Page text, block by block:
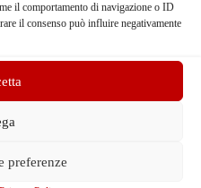
il comportamento di navigazione o ID
il consenso può influire negativamente
preferenze